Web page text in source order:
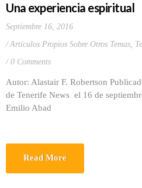
Una experiencia espiritual
Septiembre 16, 2016
Artículos Propios Sobre Otros Temas,
0 Comments
Autor: Alastair F. Robertson
de Tenerife News el 16 de
Emilio Abad
Read More